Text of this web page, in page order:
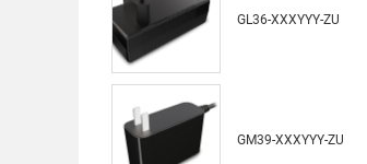
GL36-XXXYYY-ZU
GM39-XXXYYY-ZU